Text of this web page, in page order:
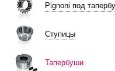
Pignoni под
Ступицы
Тапербуши